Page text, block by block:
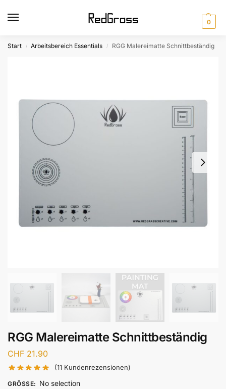
0
Start / Arbeitsbereich Essentials / RGG Malereimatte Schnittbeständig
RGG Malereimatte Schnittbeständig
CHF 21.90
(11 Kundenrezensionen)
GRÖSSE : No selection